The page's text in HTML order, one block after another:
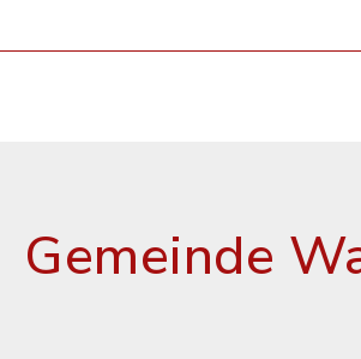
Gemeinde